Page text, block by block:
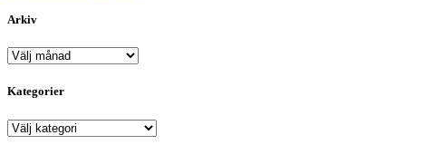
Arkiv
Arkiv
Kategorier
Kategorier